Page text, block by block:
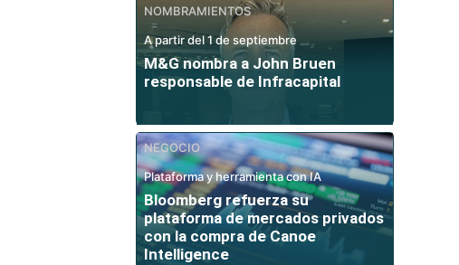
NOMBRAMIENTOS
A partir del 1 de septiembre
M&G nombra a John Bruen
responsable de Infracapital
NEGOCIO
Plataforma y herramienta con IA
Bloomberg refuerza su
plataforma de mercados privados
con la compra de Canoe
Intelligence